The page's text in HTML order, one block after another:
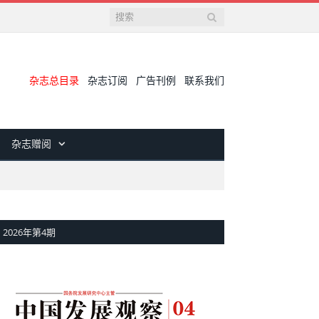
杂志总目录 杂志订阅 广告刊例 联系我们
杂志赠阅
2026年第4期